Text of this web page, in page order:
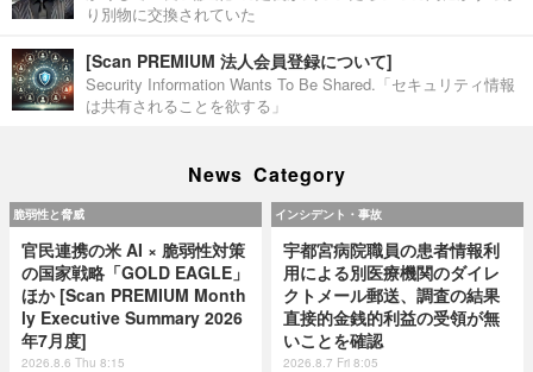
り別物に交換されていた
[Scan PREMIUM 法人会員登録について]
Security Information Wants To Be Shared.「セキュリティ情報
は共有されることを欲する」
News Category
脆弱性と脅威
官民連携の米 AI × 脆弱性対策
の国家戦略「GOLD EAGLE」
ほか [Scan PREMIUM Month
ly Executive Summary 2026
年7月度]
2026.8.6 Thu 8:15
インシデント・事故
宇都宮病院職員の患者情報利
用による別医療機関のダイレ
クトメール郵送、調査の結果
直接的金銭的利益の受領が無
いことを確認
2026.8.7 Fri 8:05